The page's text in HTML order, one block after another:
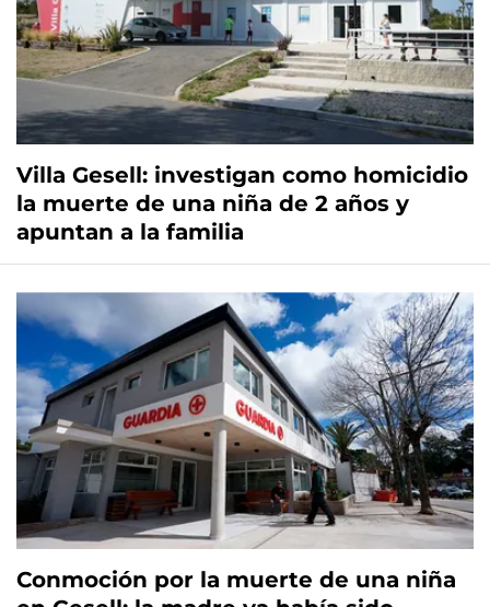
Villa Gesell: investigan como homicidio
la muerte de una niña de 2 años y
apuntan a la familia
Conmoción por la muerte de una niña